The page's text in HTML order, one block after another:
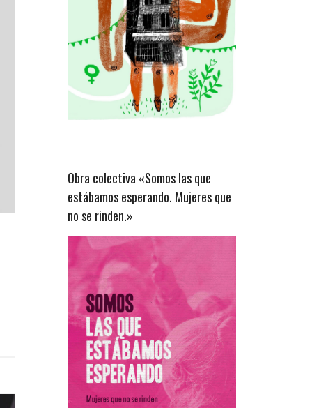
Obra colectiva «Somos las que
estábamos esperando. Mujeres que
no se rinden.»